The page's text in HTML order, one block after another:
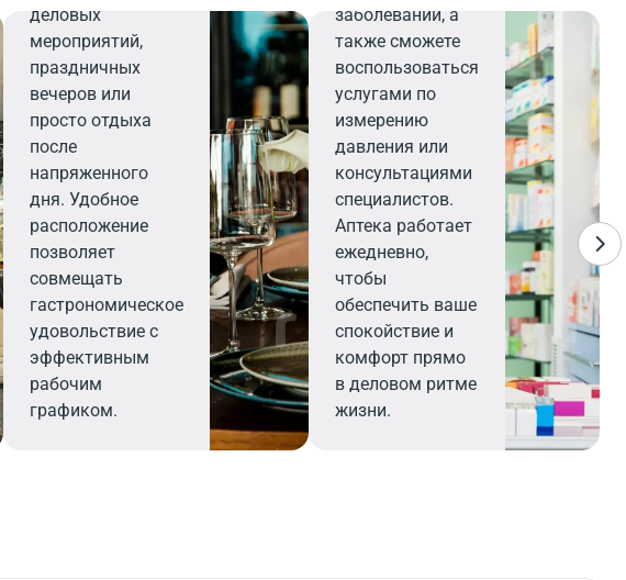
деловых
мероприятий,
праздничных
вечеров или
просто отдыха
после
напряженного
дня. Удобное
расположение
позволяет
совмещать
гастрономическое
удовольствие с
эффективным
рабочим
графиком.
заболеваний, а
также сможете
воспользоваться
услугами по
измерению
давления или
консультациями
специалистов.
Аптека работает
ежедневно,
чтобы
обеспечить ваше
спокойствие и
комфорт прямо
в деловом ритме
жизни.